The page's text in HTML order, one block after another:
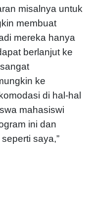
misalnya untuk
membuat
mereka hanya
berlanjut ke
ke
di hal-hal
mahasiswi
ini dan
saya,”